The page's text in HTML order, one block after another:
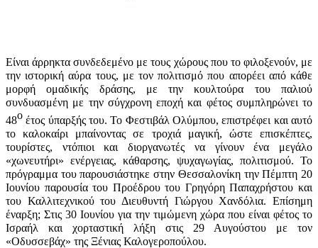
Είναι άρρηκτα συνδεδεμένο με τους χώρους που το φιλοξενούν, με
την ιστορική αύρα τους, με τον πολιτισμό που απορέει από κάθε
μορφή ομαδικής δράσης, με την κουλτούρα του παλιού
συνδυασμένη με την σύγχρονη εποχή και φέτος συμπληρώνει το
48ο έτος ύπαρξής του. Το Φεστιβάλ Ολύμπου, επιστρέφει και αυτό
το καλοκαίρι μπαίνοντας σε τροχιά μαγική, ώστε επισκέπτες,
τουρίστες, ντόπιοι και διοργανωτές να γίνουν ένα μεγάλο
«χωνευτήρι» ενέργειας, κάθαρσης, ψυχαγωγίας, πολιτισμού. Το
πρόγραμμα του παρουσιάστηκε στην Θεσσαλονίκη την Πέμπτη 20
Ιουνίου παρουσία του Προέδρου του Γρηγόρη Παπαχρήστου και
του Καλλιτεχνικού του Διευθυντή Γιώργου Χανδόλια. Επίσημη
έναρξη; Στις 30 Ιουνίου για την τιμώμενη χώρα που είναι φέτος το
Ισραήλ και χορταστική λήξη στις 29 Αυγούστου με τον
«Οδυσσεβάχ» της Ξένιας Καλογεροπούλου.